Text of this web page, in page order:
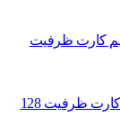
گوشی موبایل اپل مدل iPhone 12 Pro Max دو سیم‌ کارت ظرفیت 128